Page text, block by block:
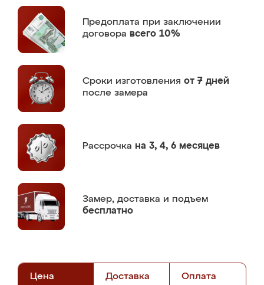
Предоплата при заключении
договора всего 10%
Сроки изготовления от 7 дней
после замера
Рассрочка на 3, 4, 6 месяцев
Замер, доставка и подъем
бесплатно
Цена Доставка Оплата